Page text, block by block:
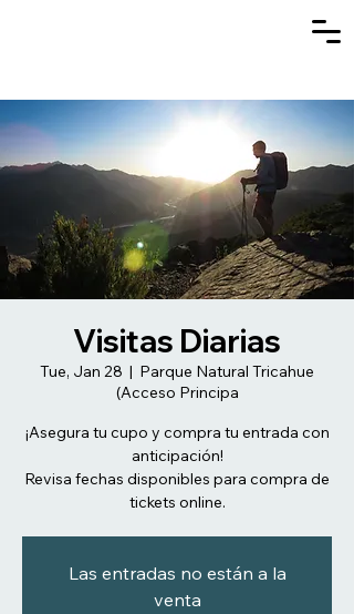
Visitas Diarias
Tue, Jan 28
  |
Parque Natural Tricahue
(Acceso Principa
¡Asegura tu cupo y compra tu entrada con
anticipación!
Revisa fechas disponibles para compra de
tickets online.
Las entradas no están a la
venta